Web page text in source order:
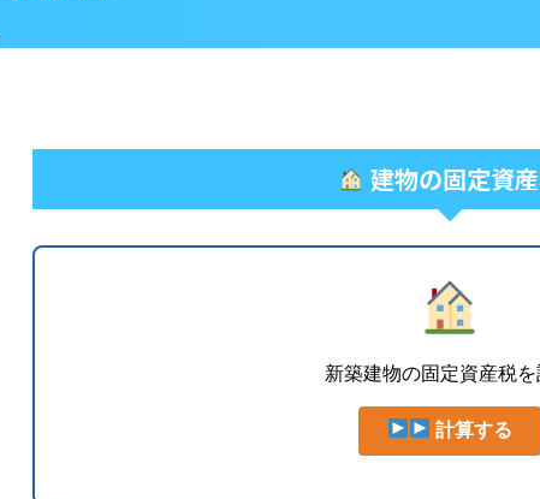
建物の固定資
新築建物の固定資産税
計算する